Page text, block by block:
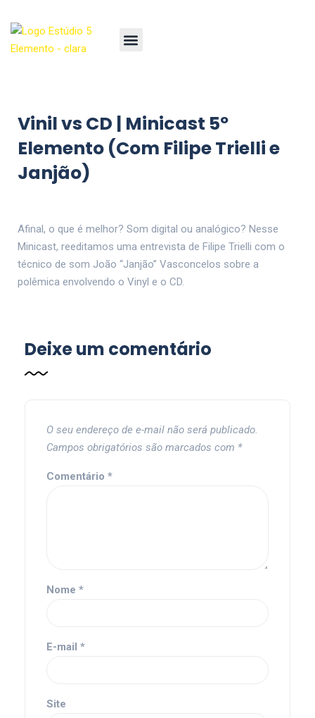
Vinil vs CD | Minicast 5º
Elemento (Com Filipe Trielli e
Janjão)
Afinal, o que é melhor? Som digital ou analógico? Nesse
Minicast, reeditamos uma entrevista de Filipe Trielli com o
técnico de som João “Janjão” Vasconcelos sobre a
polêmica envolvendo o Vinyl e o CD.
Deixe um comentário
O seu endereço de e-mail não será publicado.
Campos obrigatórios são marcados com *
Comentário *
Nome *
E-mail *
Site